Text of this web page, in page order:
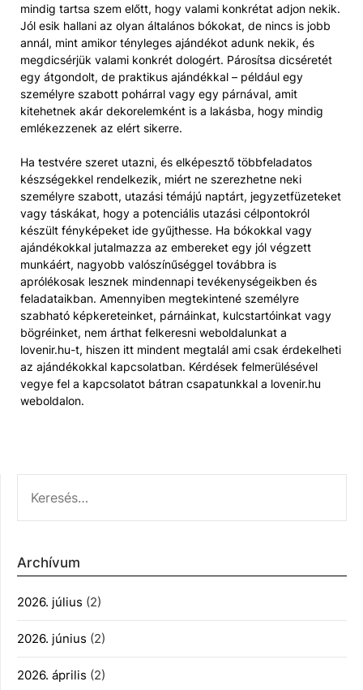
mindig tartsa szem előtt, hogy valami konkrétat adjon nekik.
Jól esik hallani az olyan általános bókokat, de nincs is jobb
annál, mint amikor tényleges ajándékot adunk nekik, és
megdicsérjük valami konkrét dologért. Párosítsa dicséretét
egy átgondolt, de praktikus ajándékkal – például egy
személyre szabott pohárral vagy egy párnával, amit
kitehetnek akár dekorelemként is a lakásba, hogy mindig
emlékezzenek az elért sikerre.
Ha testvére szeret utazni, és elképesztő többfeladatos
készségekkel rendelkezik, miért ne szerezhetne neki
személyre szabott, utazási témájú naptárt, jegyzetfüzeteket
vagy táskákat, hogy a potenciális utazási célpontokról
készült fényképeket ide gyűjthesse. Ha bókokkal vagy
ajándékokkal jutalmazza az embereket egy jól végzett
munkáért, nagyobb valószínűséggel továbbra is
aprólékosak lesznek mindennapi tevékenységeikben és
feladataikban. Amennyiben megtekintené személyre
szabható képkereteinket, párnáinkat, kulcstartóinkat vagy
bögréinket, nem árthat felkeresni weboldalunkat a
lovenir.hu-t, hiszen itt mindent megtalál ami csak érdekelheti
az ajándékokkal kapcsolatban. Kérdések felmerülésével
vegye fel a kapcsolatot bátran csapatunkkal a lovenir.hu
weboldalon.
Archívum
2026. július (2)
2026. június (2)
2026. április (2)